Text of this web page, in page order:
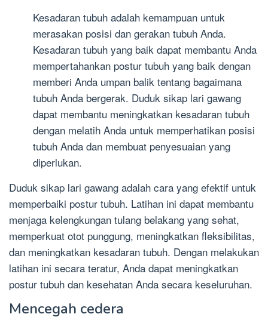
Kesadaran tubuh adalah kemampuan untuk
merasakan posisi dan gerakan tubuh Anda.
Kesadaran tubuh yang baik dapat membantu Anda
mempertahankan postur tubuh yang baik dengan
memberi Anda umpan balik tentang bagaimana
tubuh Anda bergerak. Duduk sikap lari gawang
dapat membantu meningkatkan kesadaran tubuh
dengan melatih Anda untuk memperhatikan posisi
tubuh Anda dan membuat penyesuaian yang
diperlukan.
Duduk sikap lari gawang adalah cara yang efektif untuk
memperbaiki postur tubuh. Latihan ini dapat membantu
menjaga kelengkungan tulang belakang yang sehat,
memperkuat otot punggung, meningkatkan fleksibilitas,
dan meningkatkan kesadaran tubuh. Dengan melakukan
latihan ini secara teratur, Anda dapat meningkatkan
postur tubuh dan kesehatan Anda secara keseluruhan.
Mencegah cedera